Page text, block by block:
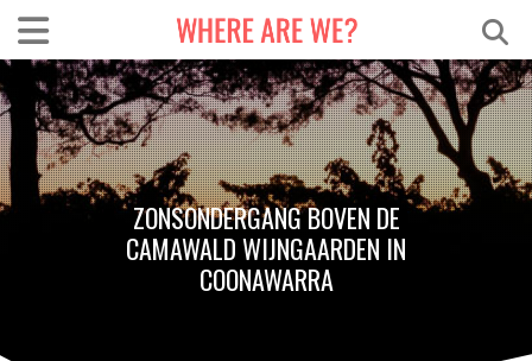
ZONSONDERGANG BOVEN DE
CAMAWALD WIJNGAARDEN IN
COONAWARRA